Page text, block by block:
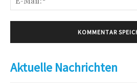
Aktuelle Nachrichten